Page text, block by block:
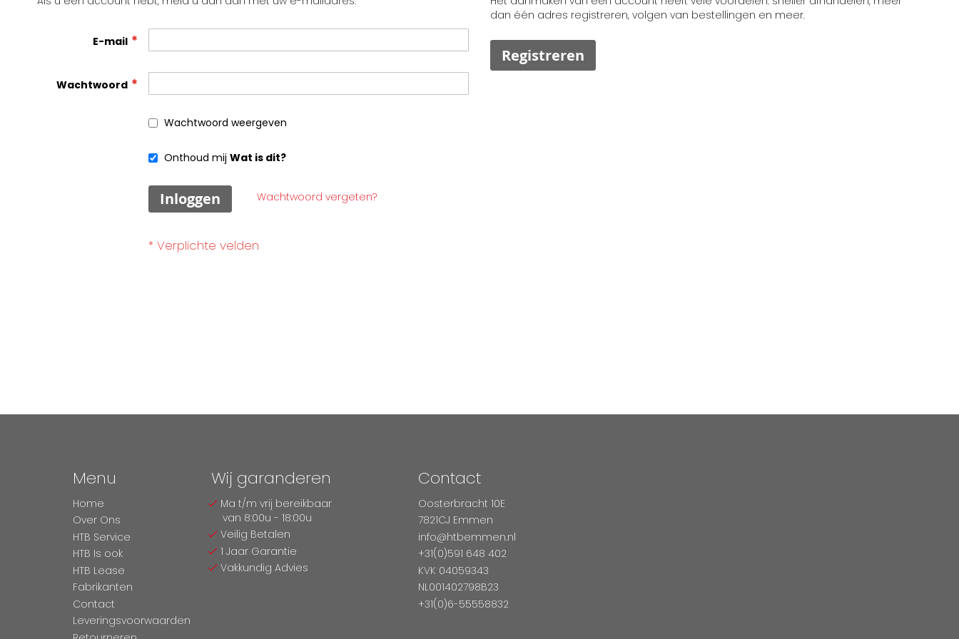
E-mail
Wachtwoord
Wachtwoord weergeven
Onthoud mij Wat is dit?
Inloggen Wachtwoord vergeten?
dan één adres registreren, volgen van bestellingen en meer.
Registreren
Menu
Home
Over Ons
HTB Service
HTB Is ook
HTB Lease
Fabrikanten
Contact
Leveringsvoorwaarden
Wij garanderen
Ma t/m vrij bereikbaar
van 8:00u - 18:00u
Veilig Betalen
1 Jaar Garantie
Vakkundig Advies
Contact
Oosterbracht 10E
7821CJ Emmen
info@htbemmen.nl
+31(0)591 648 402
KVK 04059343
NL001402798B23
+31(0)6-55558832